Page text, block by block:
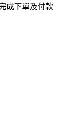
成下單及付款